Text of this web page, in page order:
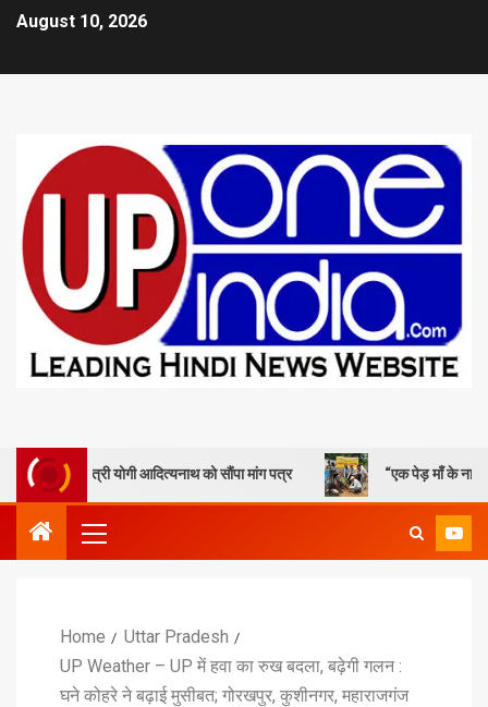
August 10, 2026
योगी आदित्यनाथ को सौंपा मांग पत्र “एक पेड़ माँ के नाम” – सेण्ट
Home
Uttar Pradesh
UP Weather – UP में हवा का रुख बदला, बढ़ेगी गलन :
घने कोहरे ने बढ़ाई मुसीबत; गोरखपुर, कुशीनगर, महाराजगंज